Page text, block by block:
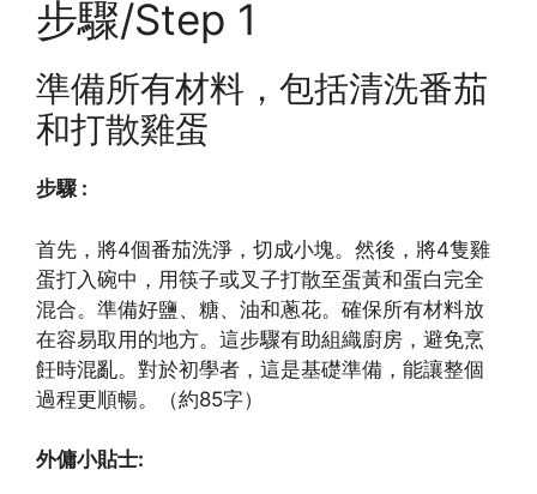
步驟/Step 1
準備所有材料，包括清洗番茄
和打散雞蛋
步驟 :
首先，將4個番茄洗淨，切成小塊。然後，將4隻雞
蛋打入碗中，用筷子或叉子打散至蛋黃和蛋白完全
混合。準備好鹽、糖、油和蔥花。確保所有材料放
在容易取用的地方。這步驟有助組織廚房，避免烹
飪時混亂。對於初學者，這是基礎準備，能讓整個
過程更順暢。（約85字）
外傭小貼士: